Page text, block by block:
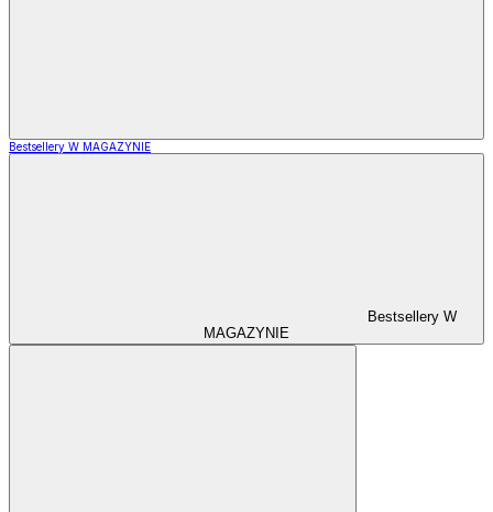
Bestsellery W MAGAZYNIE
Bestsellery W
MAGAZYNIE